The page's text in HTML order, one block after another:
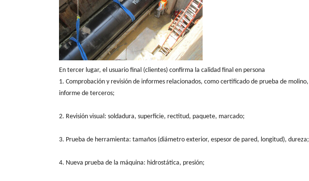
En tercer lugar, el usuario final (clientes) confirma la calidad final en persona
1. Comprobación y revisión de informes relacionados, como certificado de prueba de molino,
informe de terceros;
2. Revisión visual: soldadura, superficie, rectitud, paquete, marcado;
3. Prueba de herramienta: tamaños (diámetro exterior, espesor de pared, longitud), dureza;
4. Nueva prueba de la máquina: hidrostática, presión;